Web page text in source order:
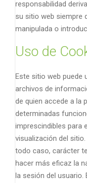
responsabilidad
su sitio web siempre
manipulada o
Uso de
Este sitio web puede
archivos de
de quien accede a la
determinadas
imprescindibles para
visualización del
todo caso, carácter
hacer más eficaz la
la sesión del usuario.